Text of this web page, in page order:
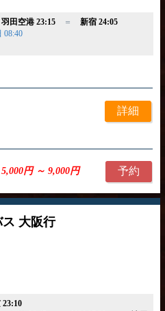
羽田空港 23:15＝ 新宿 24:05
08:40
詳細
5,000円 ～ 9,000円 予約
大阪行
23:10